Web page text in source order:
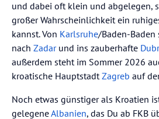
und dabei oft klein und abgelegen,
großer Wahrscheinlichkeit ein
kannst. Von Karlsruhe/Baden-Baden
nach Zadarund ins zauberhafte
außerdem steht im Sommer 2026
kroatische Hauptstadt Zagreb auf
Noch etwas günstiger als Kroatien
gelegeneAlbanien, das Du ab FKB